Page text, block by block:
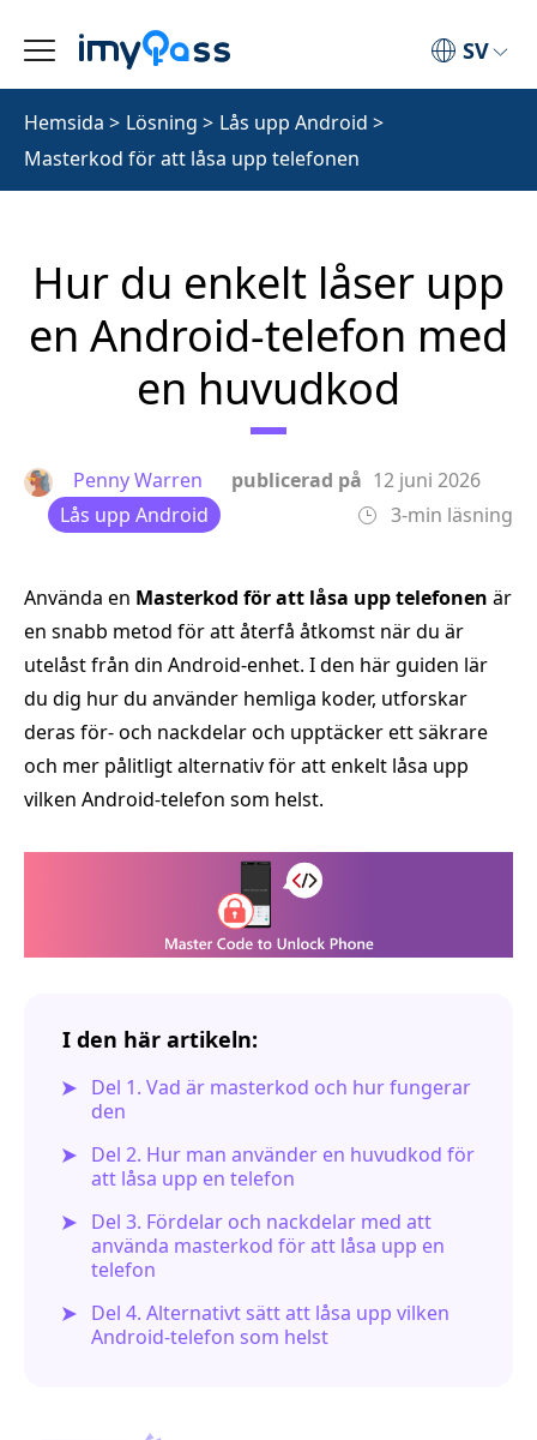
SV
Hemsida > Lösning > Lås upp Android >
Masterkod för att låsa upp telefonen
Hur du enkelt låser upp
en Android‑telefon med
en huvudkod
Penny Warren publicerad på 12 juni 2026
Lås upp Android
3-min läsning
Använda en Masterkod för att låsa upp telefonen är
en snabb metod för att återfå åtkomst när du är
utelåst från din Android-enhet. I den här guiden lär
du dig hur du använder hemliga koder, utforskar
deras för- och nackdelar och upptäcker ett säkrare
och mer pålitligt alternativ för att enkelt låsa upp
vilken Android-telefon som helst.
I den här artikeln:
Del 1. Vad är masterkod och hur fungerar
den
Del 2. Hur man använder en huvudkod för
att låsa upp en telefon
Del 3. Fördelar och nackdelar med att
använda masterkod för att låsa upp en
telefon
Del 4. Alternativt sätt att låsa upp vilken
Android-telefon som helst